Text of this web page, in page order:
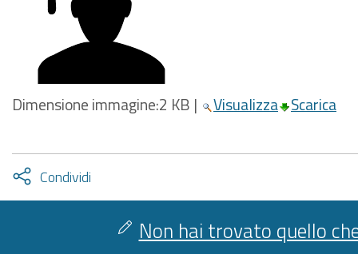
Dimensione immagine:2 KB | Visualizza Scarica
Condividi
facebook
twitter
Attiva
condividi
Non hai trovato quello